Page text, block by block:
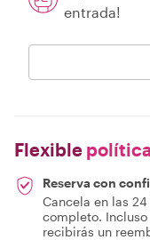
entrada!
Flexible
Reserva con
Cancela en las
completo.
recibirás un